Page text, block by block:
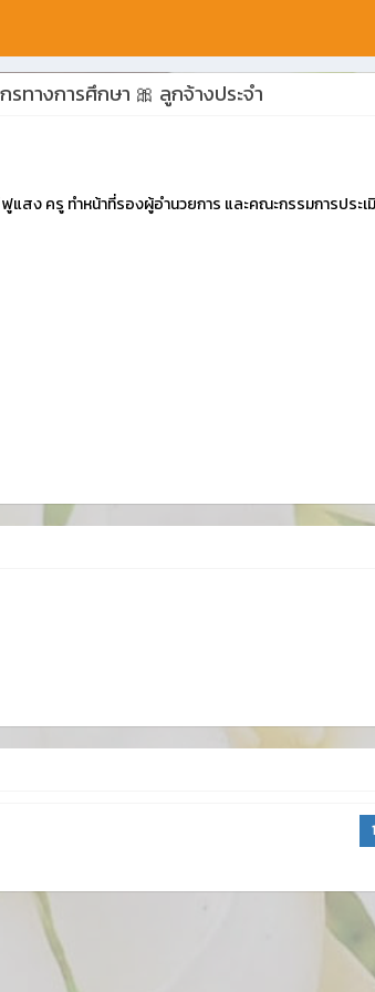
ทางการศึกษา 🎀 ลูกจ้างประจำ
สง ครู ทำหน้าที่รองผู้อำนวยการ และคณะกรรมการประ
1